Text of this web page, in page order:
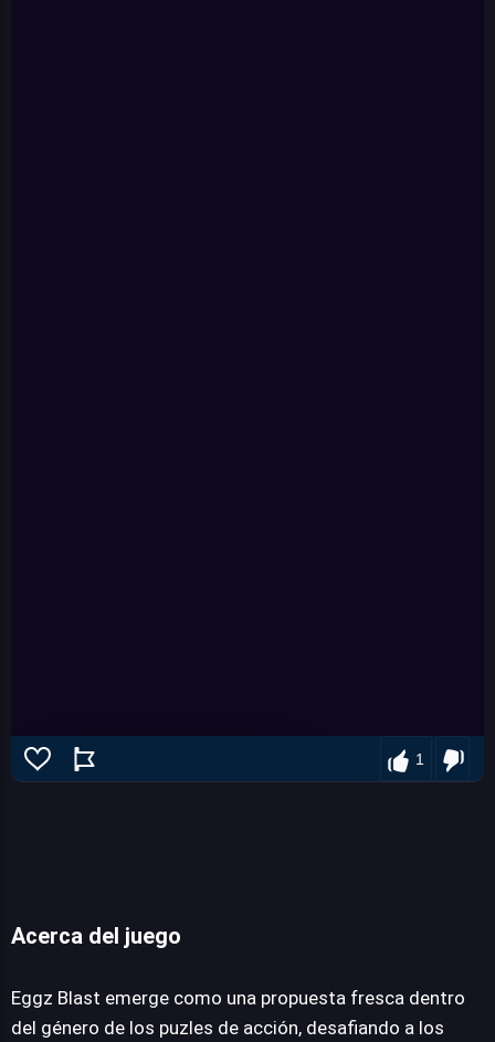
1
Acerca del juego
Eggz Blast emerge como una propuesta fresca dentro
del género de los puzles de acción, desafiando a los